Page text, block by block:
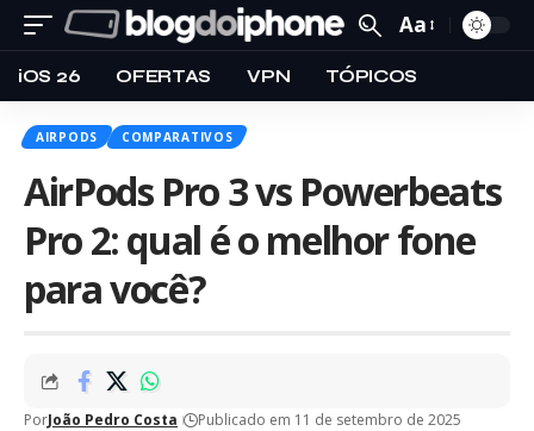
Aa
iOS 26 OFERTAS VPN TÓPICOS
AIRPODS COMPARATIVOS
AirPods Pro 3 vs Powerbeats
Pro 2: qual é o melhor fone
para você?
PorJoão Pedro Costa Publicado em 11 de setembro de 2025